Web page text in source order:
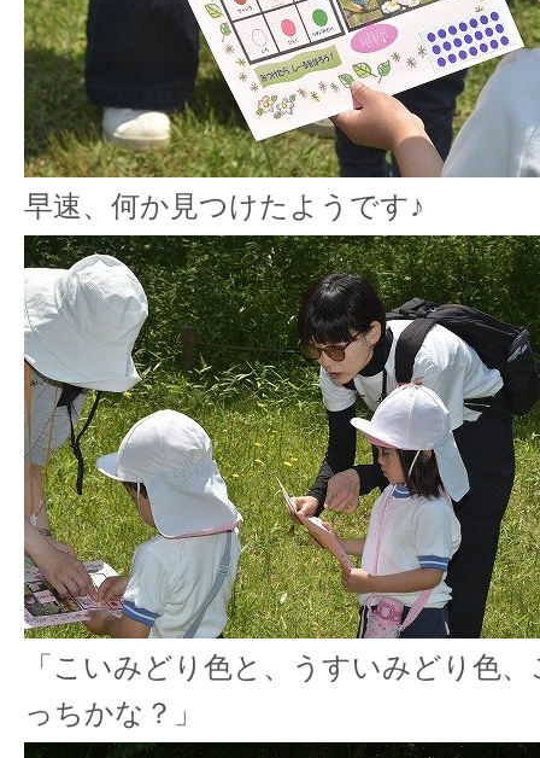
早速、何か見つけたようです♪
「こいみどり色と、うすいみどり色
っちかな？」